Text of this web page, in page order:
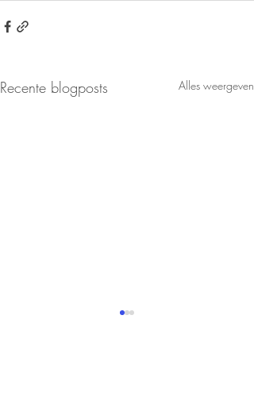
Recente blogposts Alles weergeven